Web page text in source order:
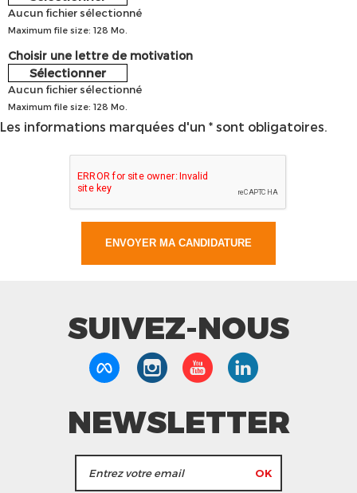
Aucun fichier sélectionné
Maximum file size: 128 Mo.
Choisir une lettre de motivation
Sélectionner
Aucun fichier sélectionné
Maximum file size: 128 Mo.
Les informations marquées d'un * sont obligatoires.
SUIVEZ-NOUS
NEWSLETTER